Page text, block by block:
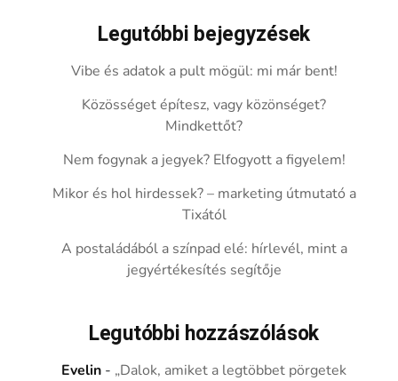
Legutóbbi bejegyzések
Vibe és adatok a pult mögül: mi már bent!
Közösséget építesz, vagy közönséget?
Mindkettőt?
Nem fogynak a jegyek? Elfogyott a figyelem!
Mikor és hol hirdessek? – marketing útmutató a
Tixától
A postaládából a színpad elé: hírlevél, mint a
jegyértékesítés segítője
Legutóbbi hozzászólások
Evelin - „Dalok, amiket a legtöbbet pörgetek